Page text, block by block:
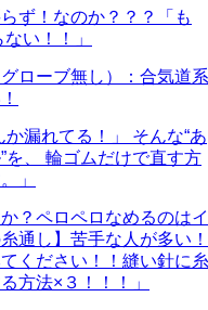
ず！なのか？？？「も
い！！」
ローブ無し）：合気道系
か漏れてる！」 そんな“あ
を、 輪ゴムだけで直す方
」
？ペロペロなめるのはイ
通し】苦手な人が多い！
ください！！縫い針に糸
方法×３！！！」